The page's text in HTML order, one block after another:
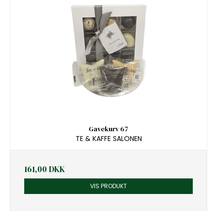
Gavekurv 67
TE & KAFFE SALONEN
161,00 DKK
VIS PRODUKT